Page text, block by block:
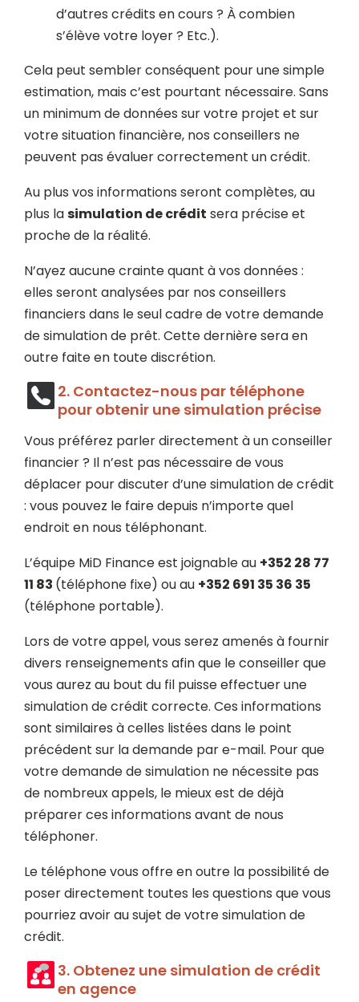
d’autres crédits en cours ? À combien
s’élève votre loyer ? Etc.).
Cela peut sembler conséquent pour une simple
estimation, mais c’est pourtant nécessaire. Sans
un minimum de données sur votre projet et sur
votre situation financière, nos conseillers ne
peuvent pas évaluer correctement un crédit.
Au plus vos informations seront complètes, au
plus lasimulation de crédit sera précise et
proche de la réalité.
N’ayez aucune crainte quant à vos données :
elles seront analysées par nos conseillers
financiers dans le seul cadre de votre demande
de simulation de prêt. Cette dernière sera en
outre faite en toute discrétion.
2. Contactez-nous par téléphone
pour obtenir une simulation précise
Vous préférez parler directement à un conseiller
financier ? Il n’est pas nécessaire de vous
déplacer pour discuter d’une simulation de crédit
: vous pouvez le faire depuis n’importe quel
endroit en nous téléphonant.
L’équipe MiD Finance est joignable au +352 28 77
11 83 (téléphone fixe) ou au +352 691 35 36 35
(téléphone portable).
Lors de votre appel, vous serez amenés à fournir
divers renseignements afin que le conseiller que
vous aurez au bout du fil puisse effectuer une
simulation de crédit correcte. Ces informations
sont similaires à celles listées dans le point
précédent sur la demande par e-mail. Pour que
votre demande de simulation ne nécessite pas
de nombreux appels, le mieux est de déjà
préparer ces informations avant de nous
téléphoner.
Le téléphone vous offre en outre la possibilité de
poser directement toutes les questions que vous
pourriez avoir au sujet de votre simulation de
crédit.
3. Obtenez une simulation de crédit
en agence